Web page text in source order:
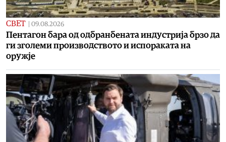
СВЕТ | 09.08.2026
Пентагон бара од одбранбената индустрија брзо да
ги зголеми производството и испораката на
оружје